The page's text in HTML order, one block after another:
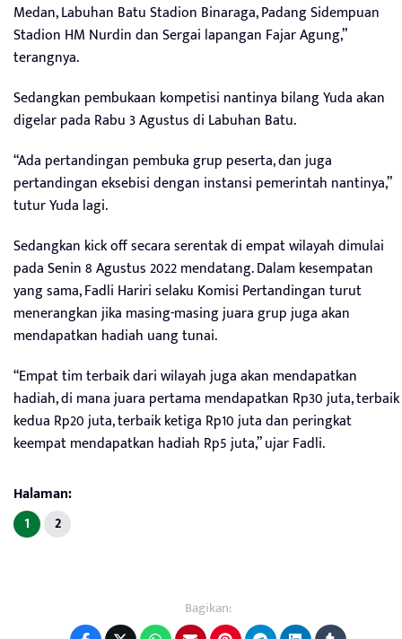
Medan, Labuhan Batu Stadion Binaraga, Padang Sidempuan
Stadion HM Nurdin dan Sergai lapangan Fajar Agung,”
terangnya.
Sedangkan pembukaan kompetisi nantinya bilang Yuda akan
digelar pada Rabu 3 Agustus di Labuhan Batu.
“Ada pertandingan pembuka grup peserta, dan juga
pertandingan eksebisi dengan instansi pemerintah nantinya,”
tutur Yuda lagi.
Sedangkan kick off secara serentak di empat wilayah dimulai
pada Senin 8 Agustus 2022 mendatang. Dalam kesempatan
yang sama, Fadli Hariri selaku Komisi Pertandingan turut
menerangkan jika masing-masing juara grup juga akan
mendapatkan hadiah uang tunai.
“Empat tim terbaik dari wilayah juga akan mendapatkan
hadiah, di mana juara pertama mendapatkan Rp30 juta, terbaik
kedua Rp20 juta, terbaik ketiga Rp10 juta dan peringkat
keempat mendapatkan hadiah Rp5 juta,” ujar Fadli.
Halaman:
1 2
Bagikan: